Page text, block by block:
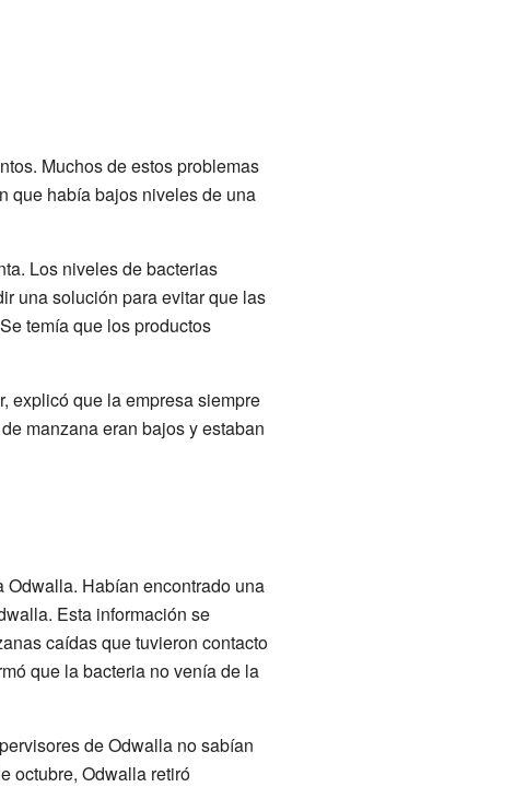
Muchos de estos problemas
que había bajos niveles de una
Los niveles de bacterias
una solución para evitar que las
temía que los productos
explicó que la empresa siempre
manzana eran bajos y estaban
Odwalla. Habían encontrado una
Esta información se
caídas que tuvieron contacto
que la bacteria no venía de la
de Odwalla no sabían
octubre, Odwalla retiró